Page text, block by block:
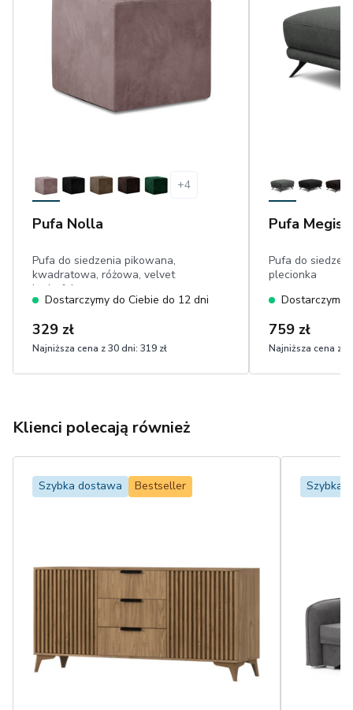
+4
Pufa Nolla
Pufa do siedzenia pikowana,
kwadratowa, różowa, velvet
hydrofobowy
Dostarczymy do Ciebie do 12 dni
329 zł
Najniższa cena z 30 dni: 319 zł
Pufa Megis
Pufa do
plecionka
Dostarczymy
759 zł
Najniższa cena z
Klienci polecają również
Szybka dostawa Bestseller Szybka